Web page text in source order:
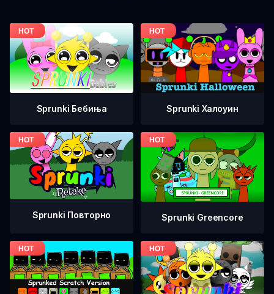
Sprunki Бебиња Sprunki Халоуин
Sprunki Повторно Sprunki Greencore